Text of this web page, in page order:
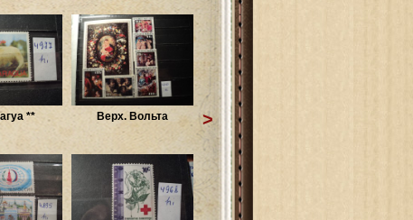
** Верх. Вольта >